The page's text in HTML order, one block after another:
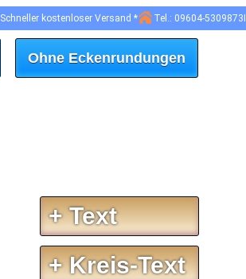
Schneller kostenloser Versand * Tel.: 09604-5309873
Ohne Eckenrundungen
+ Text
+ Kreis-Text